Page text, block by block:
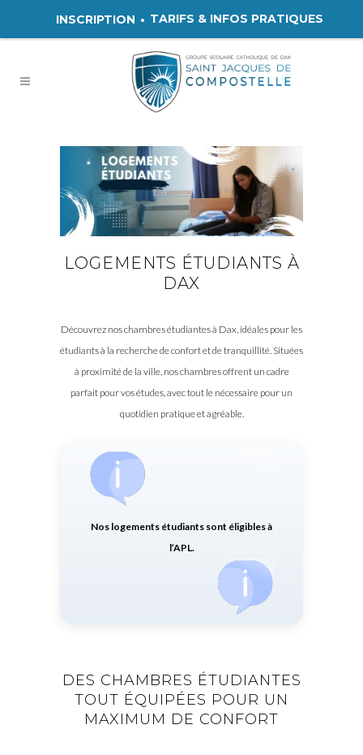
INSCRIPTION TARIFS & INFOS PRATIQUES
LOGEMENTS ÉTUDIANTS À
DAX
Découvrez nos chambres étudiantes à Dax, idéales pour les
étudiants à la recherche de confort et de tranquillité. Situées
à proximité de la ville, nos chambres offrent un cadre
parfait pour vos études, avec tout le nécessaire pour un
quotidien pratique et agréable.
Nos logements étudiants sont éligibles à
l’APL.
DES CHAMBRES ÉTUDIANTES
TOUT ÉQUIPÉES POUR UN
MAXIMUM DE CONFORT